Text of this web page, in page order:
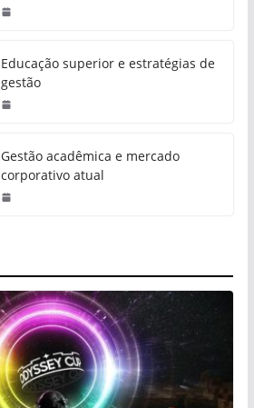
Educação superior e estratégias de
gestão
Gestão acadêmica e mercado
corporativo atual